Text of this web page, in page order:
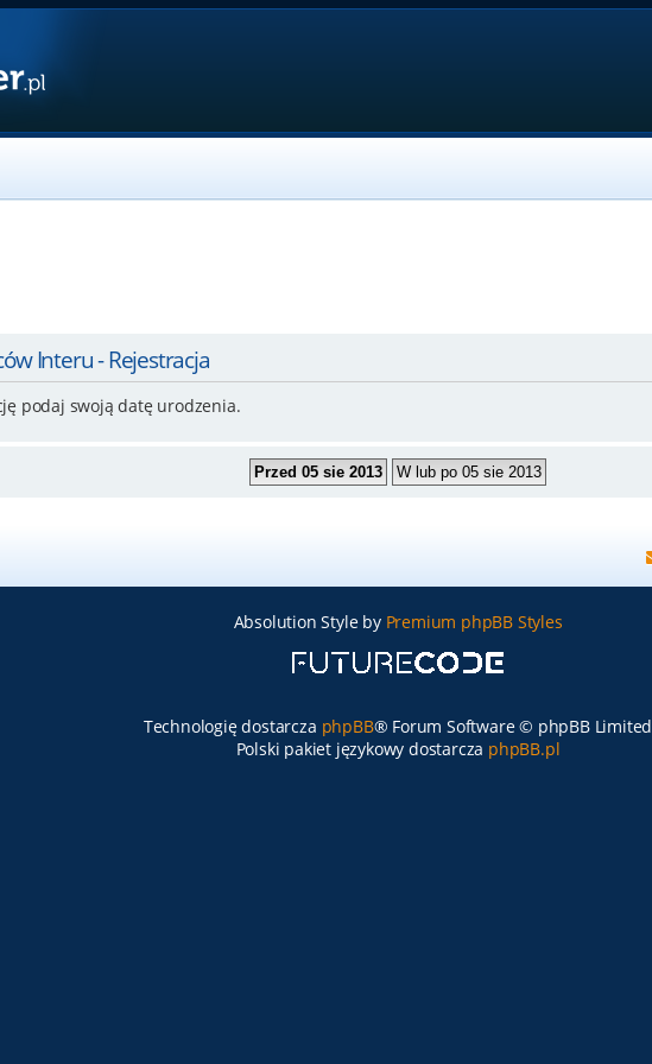
Interu - Rejestracja
podaj swoją datę urodzenia.
Absolution Style by Premium phpBB Styles
Technologię dostarcza phpBB® Forum Software © phpBB Limited
Polski pakiet językowy dostarcza phpBB.pl